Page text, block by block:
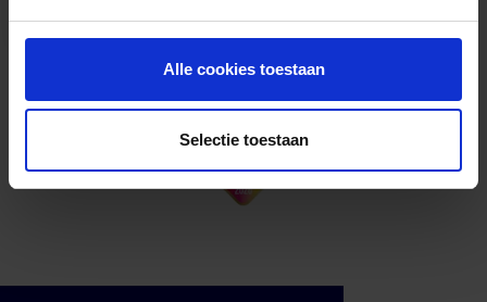
Alle cookies toestaan
Selectie toestaan